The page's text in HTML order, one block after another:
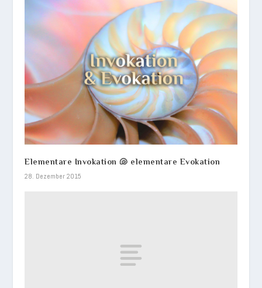
Elementare Invokation 🐚 elementare Evokation
28. Dezember 2015